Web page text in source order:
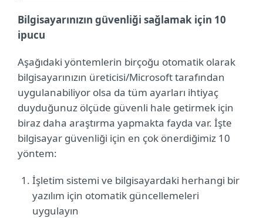
Bilgisayarınızın güvenliği sağlamak için 10
ipucu
Aşağıdaki yöntemlerin birçoğu otomatik olarak
bilgisayarınızın üreticisi/Microsoft tarafından
uygulanabiliyor olsa da tüm ayarları ihtiyaç
duyduğunuz ölçüde güvenli hale getirmek için
biraz daha araştırma yapmakta fayda var. İşte
bilgisayar güvenliği için en çok önerdiğimiz 10
yöntem:
İşletim sistemi ve bilgisayardaki herhangi bir
yazılım için otomatik güncellemeleri
uygulayın